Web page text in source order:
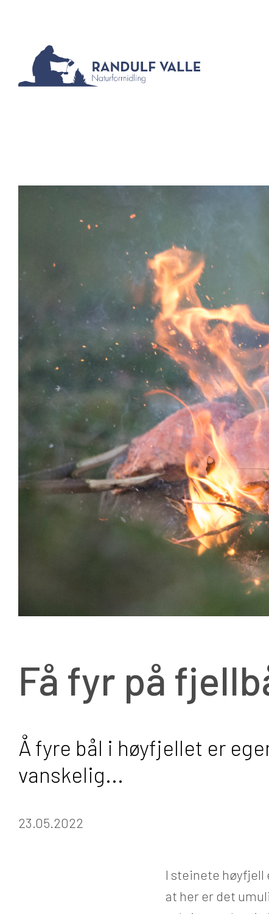
Få fyr på
Å fyre bål i høyfjellet er
vanskelig...
23.05.2022
I steinete høyfjell
at her er det